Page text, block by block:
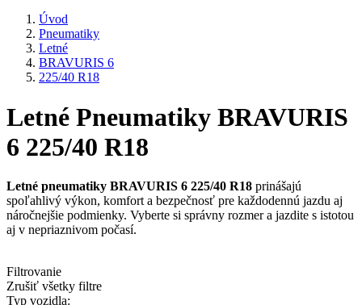
Úvod
Pneumatiky
Letné
BRAVURIS 6
225/40 R18
Letné Pneumatiky BRAVURIS
6 225/40 R18
Letné pneumatiky BRAVURIS 6 225/40 R18 prinášajú
spoľahlivý výkon, komfort a bezpečnosť pre každodennú jazdu aj
náročnejšie podmienky. Vyberte si správny rozmer a jazdite s istotou
aj v nepriaznivom počasí.
Filtrovanie
Zrušiť všetky filtre
Typ vozidla: